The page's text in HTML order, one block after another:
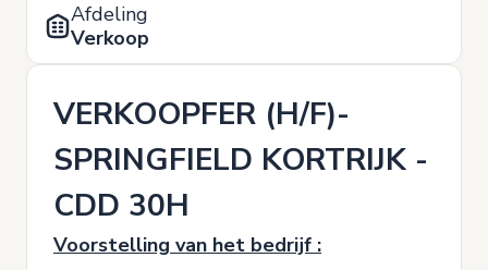
Afdeling
Verkoop
VERKOOPFER (H/F)-
SPRINGFIELD KORTRIJK -
CDD 30H
Voorstelling van het bedrijf :